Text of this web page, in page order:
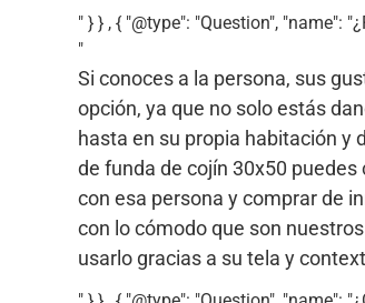
" } } , { "@type": "Question", "name":
"
Si conoces a la persona, sus
opción, ya que no solo estás
hasta en su propia habitación y
de funda de cojín 30x50
con esa persona y comprar de
con lo cómodo que son
usarlo gracias a su tela y